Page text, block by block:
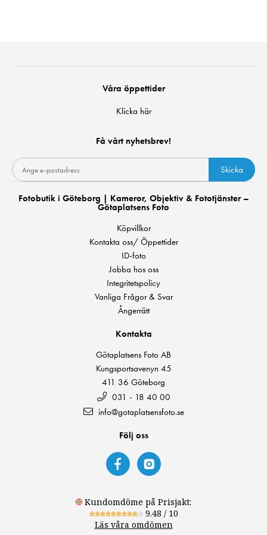
Våra öppettider
Klicka här
Få vårt nyhetsbrev!
Skicka
Fotobutik i Göteborg | Kameror, Objektiv & Fototjänster –
Götaplatsens Foto
Köpvillkor
Kontakta oss/ Öppettider
ID-foto
Jobba hos oss
Integritetspolicy
Vanliga Frågor & Svar
Ångerrätt
Kontakta
Götaplatsens Foto AB
Kungsportsavenyn 45
411 36 Göteborg
031 - 18 40 00
info@gotaplatsensfoto.se
Följ oss